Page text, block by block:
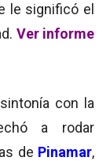
le significó el
Ver informe
con la
a rodar
de Pinamar,